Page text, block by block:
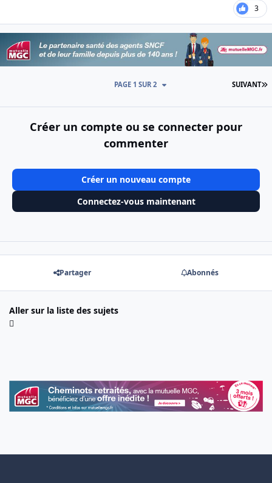
3
SUIVANT
PAGE 1 SUR 2
Créer un compte ou se connecter pour
commenter
Créer un nouveau compte
Connectez-vous maintenant
Partager Abonnés
Aller sur la liste des sujets